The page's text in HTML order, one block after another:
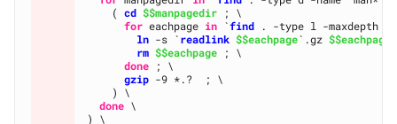
      (
cd $$manpagedir
for eachpage in `find . -type l -maxdepth
ln -s `readlink $$eachpage`.gz $$eachpage
rm $$eachpage
done
gzip
done